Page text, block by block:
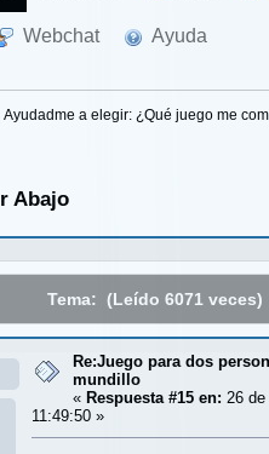
Webchat Ayuda
Ayudadme a elegir: ¿Qué juego me
Ir Abajo
Tema: (Leído 6071 veces)
Re:Juego para dos
mundillo
« Respuesta #15 en: 26
11:49:50 »